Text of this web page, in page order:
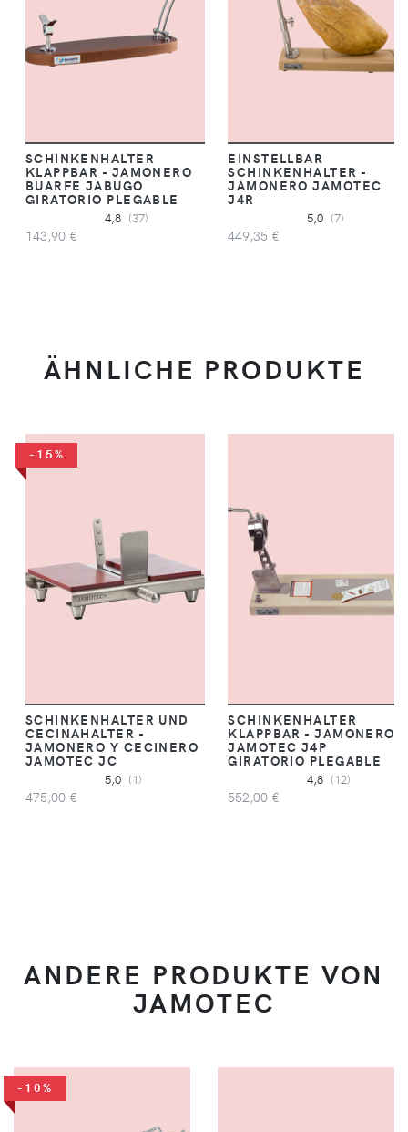
SCHINKENHALTER
KLAPPBAR - JAMONERO
BUARFE JABUGO
GIRATORIO PLEGABLE
4,8 (37)
143,90 €
EINSTELLBAR
SCHINKENHALTER -
JAMONERO JAMOTEC
J4R
5,0 (7)
449,35 €
ÄHNLICHE PRODUKTE
-15%
SCHINKENHALTER UND
CECINAHALTER -
JAMONERO Y CECINERO
JAMOTEC JC
5,0 (1)
475,00 €
SCHINKENHALTER
KLAPPBAR - JAMONERO
JAMOTEC J4P
GIRATORIO PLEGABLE
4,8 (12)
552,00 €
ANDERE PRODUKTE VON
JAMOTEC
-10%